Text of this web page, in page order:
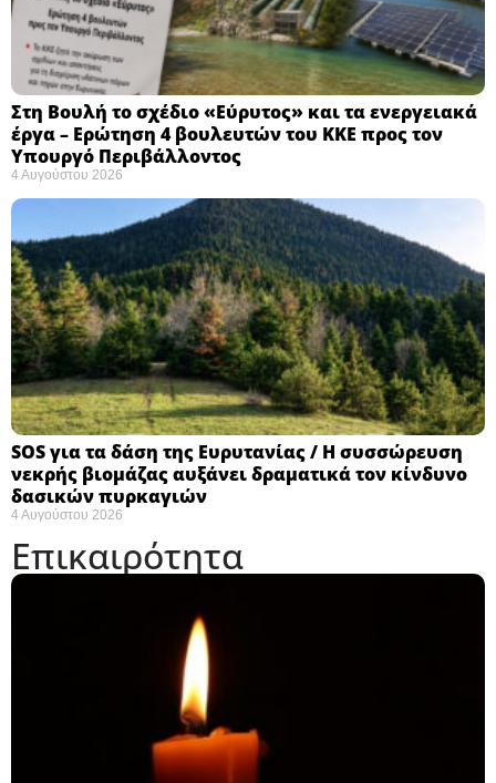
Στη Βουλή το σχέδιο «Εύρυτος» και τα ενεργειακά
έργα – Ερώτηση 4 βουλευτών του ΚΚΕ προς τον
Υπουργό Περιβάλλοντος
4 Αυγούστου 2026
SOS για τα δάση της Ευρυτανίας / Η συσσώρευση
νεκρής βιομάζας αυξάνει δραματικά τον κίνδυνο
δασικών πυρκαγιών
4 Αυγούστου 2026
Επικαιρότητα